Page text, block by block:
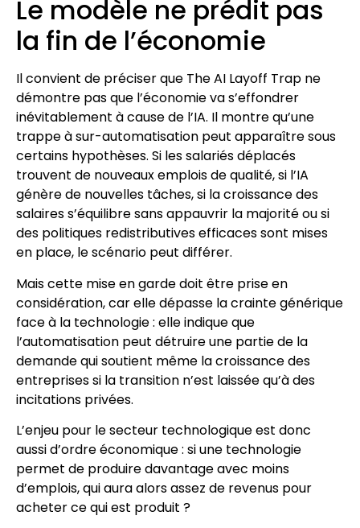
Le modèle ne prédit pas
la fin de l’économie
Il convient de préciser que The AI Layoff Trap ne
démontre pas que l’économie va s’effondrer
inévitablement à cause de l’IA. Il montre qu’une
trappe à sur-automatisation peut apparaître sous
certains hypothèses. Si les salariés déplacés
trouvent de nouveaux emplois de qualité, si l’IA
génère de nouvelles tâches, si la croissance des
salaires s’équilibre sans appauvrir la majorité ou si
des politiques redistributives efficaces sont mises
en place, le scénario peut différer.
Mais cette mise en garde doit être prise en
considération, car elle dépasse la crainte générique
face à la technologie : elle indique que
l’automatisation peut détruire une partie de la
demande qui soutient même la croissance des
entreprises si la transition n’est laissée qu’à des
incitations privées.
L’enjeu pour le secteur technologique est donc
aussi d’ordre économique : si une technologie
permet de produire davantage avec moins
d’emplois, qui aura alors assez de revenus pour
acheter ce qui est produit ?